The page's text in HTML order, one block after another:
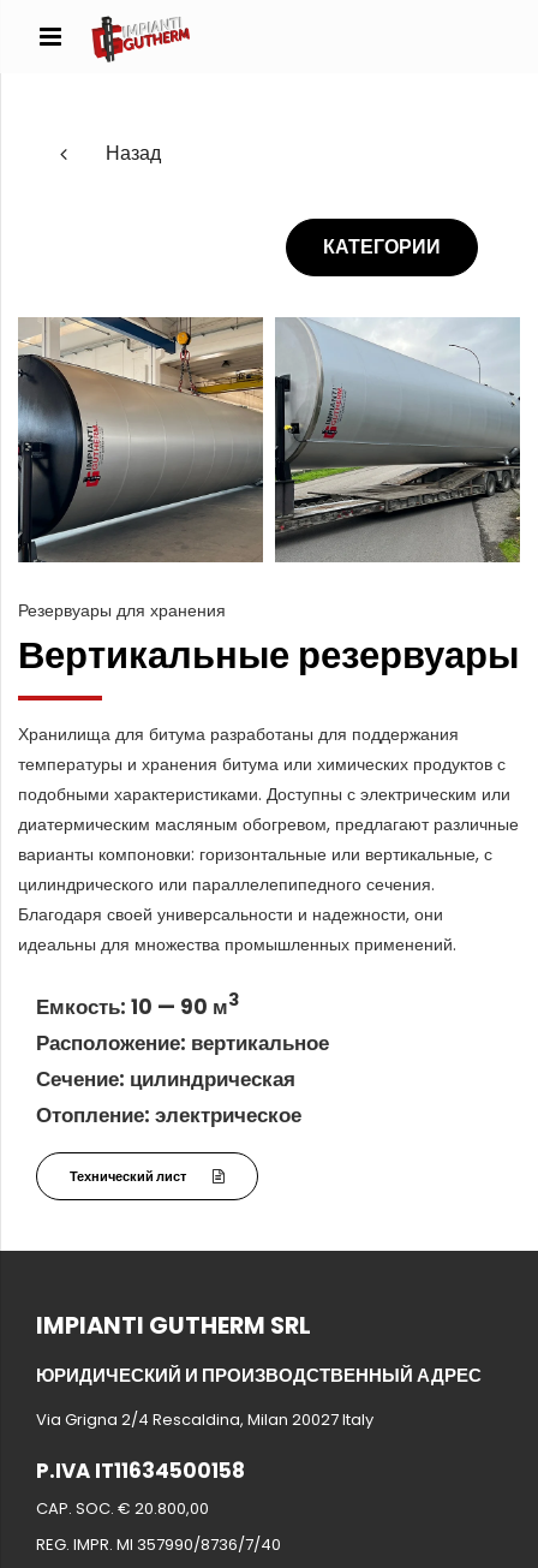
Назад
КАТЕГОРИИ
Резервуары для хранения
Вертикальные резервуары
Хранилища для битума разработаны для поддержания
температуры и хранения битума или химических продуктов с
подобными характеристиками. Доступны с электрическим или
диатермическим масляным обогревом, предлагают различные
варианты компоновки: горизонтальные или вертикальные, с
цилиндрического или параллелепипедного сечения.
Благодаря своей универсальности и надежности, они
идеальны для множества промышленных применений.
Емкость: 10 — 90 м3
Расположение: вертикальное
Сечение: цилиндрическая
Отопление: электрическое
Технический лист
IMPIANTI GUTHERM SRL
ЮРИДИЧЕСКИЙ И ПРОИЗВОДСТВЕННЫЙ АДРЕС
Via Grigna 2/4 Rescaldina, Milan 20027 Italy
P.IVA IT11634500158
CAP. SOC. € 20.800,00
REG. IMPR. MI 357990/8736/7/40